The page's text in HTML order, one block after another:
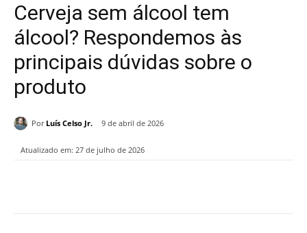
Cerveja sem álcool tem
álcool? Respondemos às
principais dúvidas sobre o
produto
Por Luís Celso Jr. 9 de abril de 2026
Atualizado em: 27 de julho de 2026